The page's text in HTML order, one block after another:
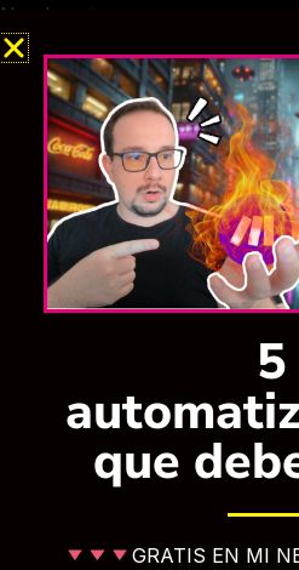
Nombre
Email
Tu mensaje
5
que
GRATIS EN MI